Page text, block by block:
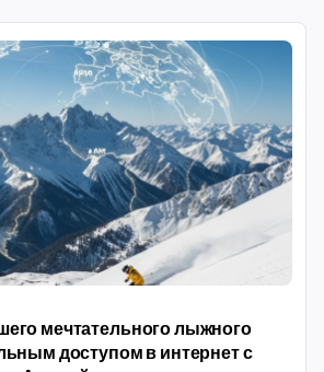
мечтательного лыжного
доступом в интернет с